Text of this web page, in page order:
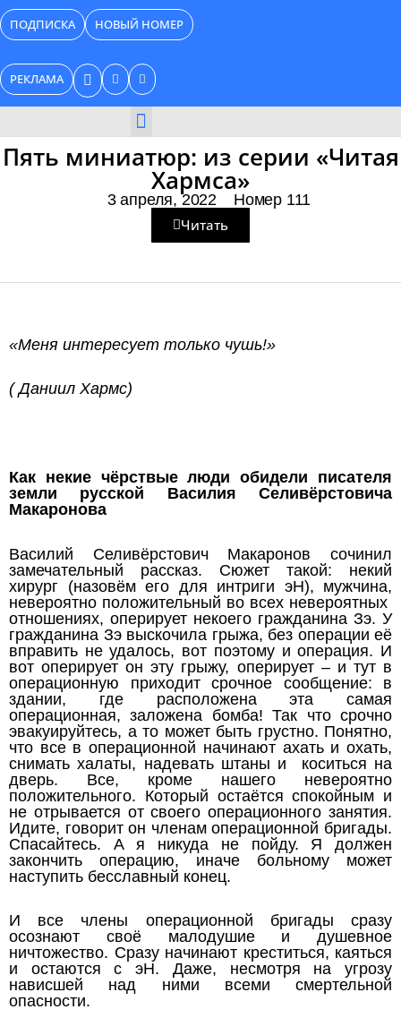
Перейти
к
ПОДПИСКА НОВЫЙ НОМЕР
РЕКЛАМА
Пять миниатюр: из серии «Читая
Хармса»
3 апреля, 2022
Номер 111
Читать
«Меня интересует только чушь!»
( Даниил Хармс)
Как некие чёрствые люди обидели писателя
земли русской Василия Селивёрстовича
Макаронова
Василий Селивёрстович Макаронов сочинил
замечательный рассказ. Сюжет такой: некий
хирург (назовём его для интриги эН), мужчина,
невероятно положительный во всех невероятных
отношениях, оперирует некоего гражданина Зэ. У
гражданина Зэ выскочила грыжа, без операции её
вправить не удалось, вот поэтому и операция. И
вот оперирует он эту грыжу, оперирует – и тут в
операционную приходит срочное сообщение: в
здании, где расположена эта самая
операционная, заложена бомба! Так что срочно
эвакуируйтесь, а то может быть грустно. Понятно,
что все в операционной начинают ахать и охать,
снимать халаты, надевать штаны и коситься на
дверь. Все, кроме нашего невероятно
положительного. Который остаётся спокойным и
не отрывается от своего операционного занятия.
Идите, говорит он членам операционной бригады.
Спасайтесь. А я никуда не пойду. Я должен
закончить операцию, иначе больному может
наступить бесславный конец.
И все члены операционной бригады сразу
осознают своё малодушие и душевное
ничтожество. Сразу начинают креститься, каяться
и остаются с эН. Даже, несмотря на угрозу
нависшей над ними всеми смертельной
опасности.